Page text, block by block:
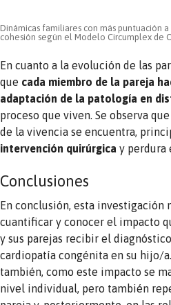
Dinámicas familiares con más puntuación
cohesión según el Modelo Circumplex de
En cuanto a la evolución de las
que cada miembro de la pareja
adaptación de la patología en
proceso que viven. Se observa
de la vivencia se encuentra,
intervención quirúrgica y perdura
Conclusiones
En conclusión, esta investigación
cuantificar y conocer el impacto
y sus parejas recibir el
cardiopatía congénita en su hijo/
también, como este impacto se
nivel individual, pero también